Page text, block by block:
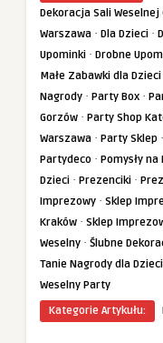
Dekoracja Sali Weselnej
Warszawa · Dla Dzieci ·
Upominki · Drobne
Małe Zabawki dla Dzieci
Nagrody · Party Box ·
Gorzów · Party Shop
Warszawa · Party Sklep ·
Partydeco · Pomysły na
Dzieci · Prezenciki ·
Imprezowy · Sklep
Kraków · Sklep
Weselny · Ślubne
Tanie Nagrody dla Dzieci
Weselny Party
Kategorie Artykułu: